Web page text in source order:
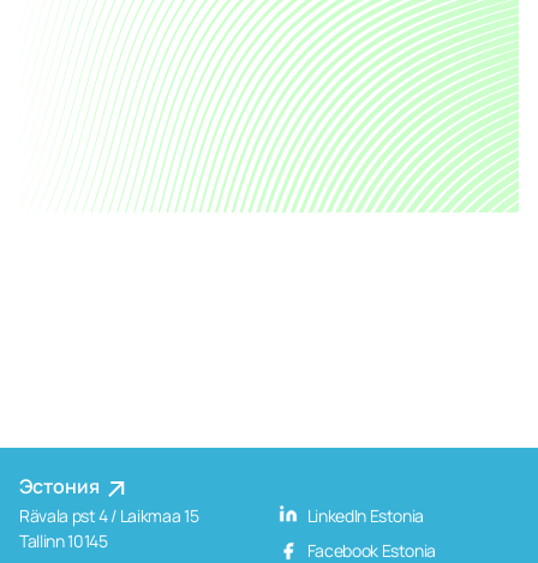
Эстония
Rävala pst 4 / Laikmaa 15
Tallinn 10145
LinkedIn Estonia
Facebook Estonia